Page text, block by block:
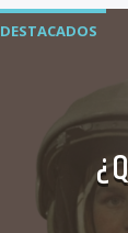
DESTACADOS